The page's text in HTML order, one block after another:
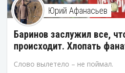
Юрий Афанасьев
Баринов заслужил все,
происходит. Хлопать
Слово вылетело – не поймал.